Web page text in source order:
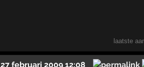
laatste
27 februari 2009 12:08